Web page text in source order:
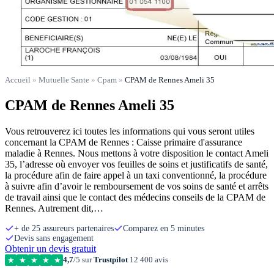
Accueil » Mutuelle Sante » Cpam » CPAM de Rennes Ameli 35
CPAM de Rennes Ameli 35
Vous retrouverez ici toutes les informations qui vous seront utiles
concernant la CPAM de Rennes : Caisse primaire d'assurance
maladie à Rennes. Nous mettons à votre disposition le contact Ameli
35, l’adresse où envoyer vos feuilles de soins et justificatifs de santé,
la procédure afin de faire appel à un taxi conventionné, la procédure
à suivre afin d’avoir le remboursement de vos soins de santé et arrêts
de travail ainsi que le contact des médecins conseils de la CPAM de
Rennes. Autrement dit,…
+ de 25 assureurs partenaires
Comparez en 5 minutes
Devis sans engagement
Obtenir un devis gratuit
★ ★ ★ ★ ★ 4,7/5 surTrustpilot12 400 avis